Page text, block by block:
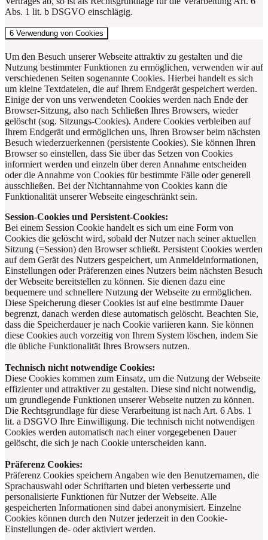
Abs. 1 lit. b DSGVO einschlägig.
6 Verwendung von Cookies
Um den Besuch unserer Webseite attraktiv zu gestalten und die
Nutzung bestimmter Funktionen zu ermöglichen, verwenden wir auf
verschiedenen Seiten sogenannte Cookies. Hierbei handelt es sich
um kleine Textdateien, die auf Ihrem Endgerät gespeichert werden.
Einige der von uns verwendeten Cookies werden nach Ende der
Browser-Sitzung, also nach Schließen Ihres Browsers, wieder
gelöscht (sog. Sitzungs-Cookies). Andere Cookies verbleiben auf
Ihrem Endgerät und ermöglichen uns, Ihren Browser beim nächsten
Besuch wiederzuerkennen (persistente Cookies). Sie können Ihren
Browser so einstellen, dass Sie über das Setzen von Cookies
informiert werden und einzeln über deren Annahme entscheiden
oder die Annahme von Cookies für bestimmte Fälle oder generell
ausschließen. Bei der Nichtannahme von Cookies kann die
Funktionalität unserer Webseite eingeschränkt sein.
Session-Cookies und Persistent-Cookies:
Bei einem Session Cookie handelt es sich um eine Form von
Cookies die gelöscht wird, sobald der Nutzer nach seiner aktuellen
Sitzung (=Session) den Browser schließt. Persistent Cookies werden
auf dem Gerät des Nutzers gespeichert, um Anmeldeinformationen,
Einstellungen oder Präferenzen eines Nutzers beim nächsten Besuch
der Webseite bereitstellen zu können. Sie dienen dazu eine
bequemere und schnellere Nutzung der Webseite zu ermöglichen.
Diese Speicherung dieser Cookies ist auf eine bestimmte Dauer
begrenzt, danach werden diese automatisch gelöscht. Beachten Sie,
dass die Speicherdauer je nach Cookie variieren kann. Sie können
diese Cookies auch vorzeitig von Ihrem System löschen, indem Sie
die übliche Funktionalität Ihres Browsers nutzen.
Technisch nicht notwendige Cookies:
Diese Cookies kommen zum Einsatz, um die Nutzung der Webseite
effizienter und attraktiver zu gestalten. Diese sind nicht notwendig,
um grundlegende Funktionen unserer Webseite nutzen zu können.
Die Rechtsgrundlage für diese Verarbeitung ist nach Art. 6 Abs. 1
lit. a DSGVO Ihre Einwilligung. Die technisch nicht notwendigen
Cookies werden automatisch nach einer vorgegebenen Dauer
gelöscht, die sich je nach Cookie unterscheiden kann.
Präferenz Cookies:
Präferenz Cookies speichern Angaben wie den Benutzernamen, die
Sprachauswahl oder Schriftarten und bieten verbesserte und
personalisierte Funktionen für Nutzer der Webseite. Alle
gespeicherten Informationen sind dabei anonymisiert. Einzelne
Cookies können durch den Nutzer jederzeit in den Cookie-
Einstellungen de- oder aktiviert werden.